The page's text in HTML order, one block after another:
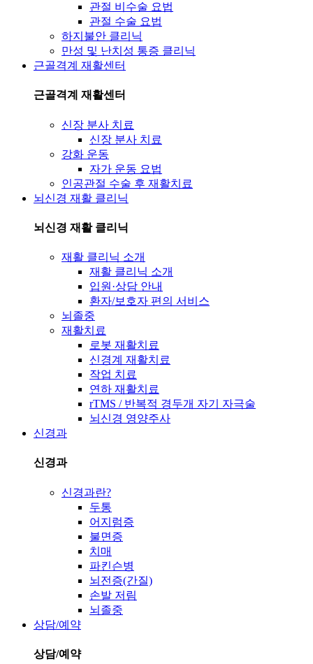
관절 비수술 요법
관절 수술 요법
하지불안 클리닉
만성 및 난치성 통증 클리닉
근골격계 재활센터
근골격계 재활센터
신장 분사 치료
신장 분사 치료
강화 운동
자가 운동 요법
인공관절 수술 후 재활치료
뇌신경 재활 클리닉
뇌신경 재활 클리닉
재활 클리닉 소개
재활 클리닉 소개
입원·상담 안내
환자/보호자 편의 서비스
뇌졸중
재활치료
로봇 재활치료
신경계 재활치료
작업 치료
연하 재활치료
rTMS / 반복적 경두개 자기 자극술
뇌신경 영양주사
신경과
신경과
신경과란?
두통
어지럼증
불면증
치매
파킨슨병
뇌전증(간질)
손발 저림
뇌졸중
상담/예약
상담/예약